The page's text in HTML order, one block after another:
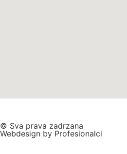
© Sva prava zadrzana
Webdesign by Profesionalci